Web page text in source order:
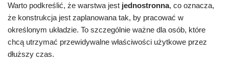
Warto podkreślić, że warstwa jest jednostronna, co oznacza,
że konstrukcja jest zaplanowana tak, by pracować w
określonym układzie. To szczególnie ważne dla osób, które
chcą utrzymać przewidywalne właściwości użytkowe przez
dłuższy czas.